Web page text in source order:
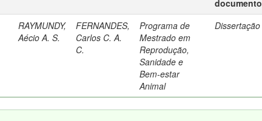
documento
RAYMUNDY,
Aécio A. S.
FERNANDES,
Carlos C. A.
C.
Programa de
Mestrado em
Reprodução,
Sanidade e
Bem-estar
Animal
Dissertação